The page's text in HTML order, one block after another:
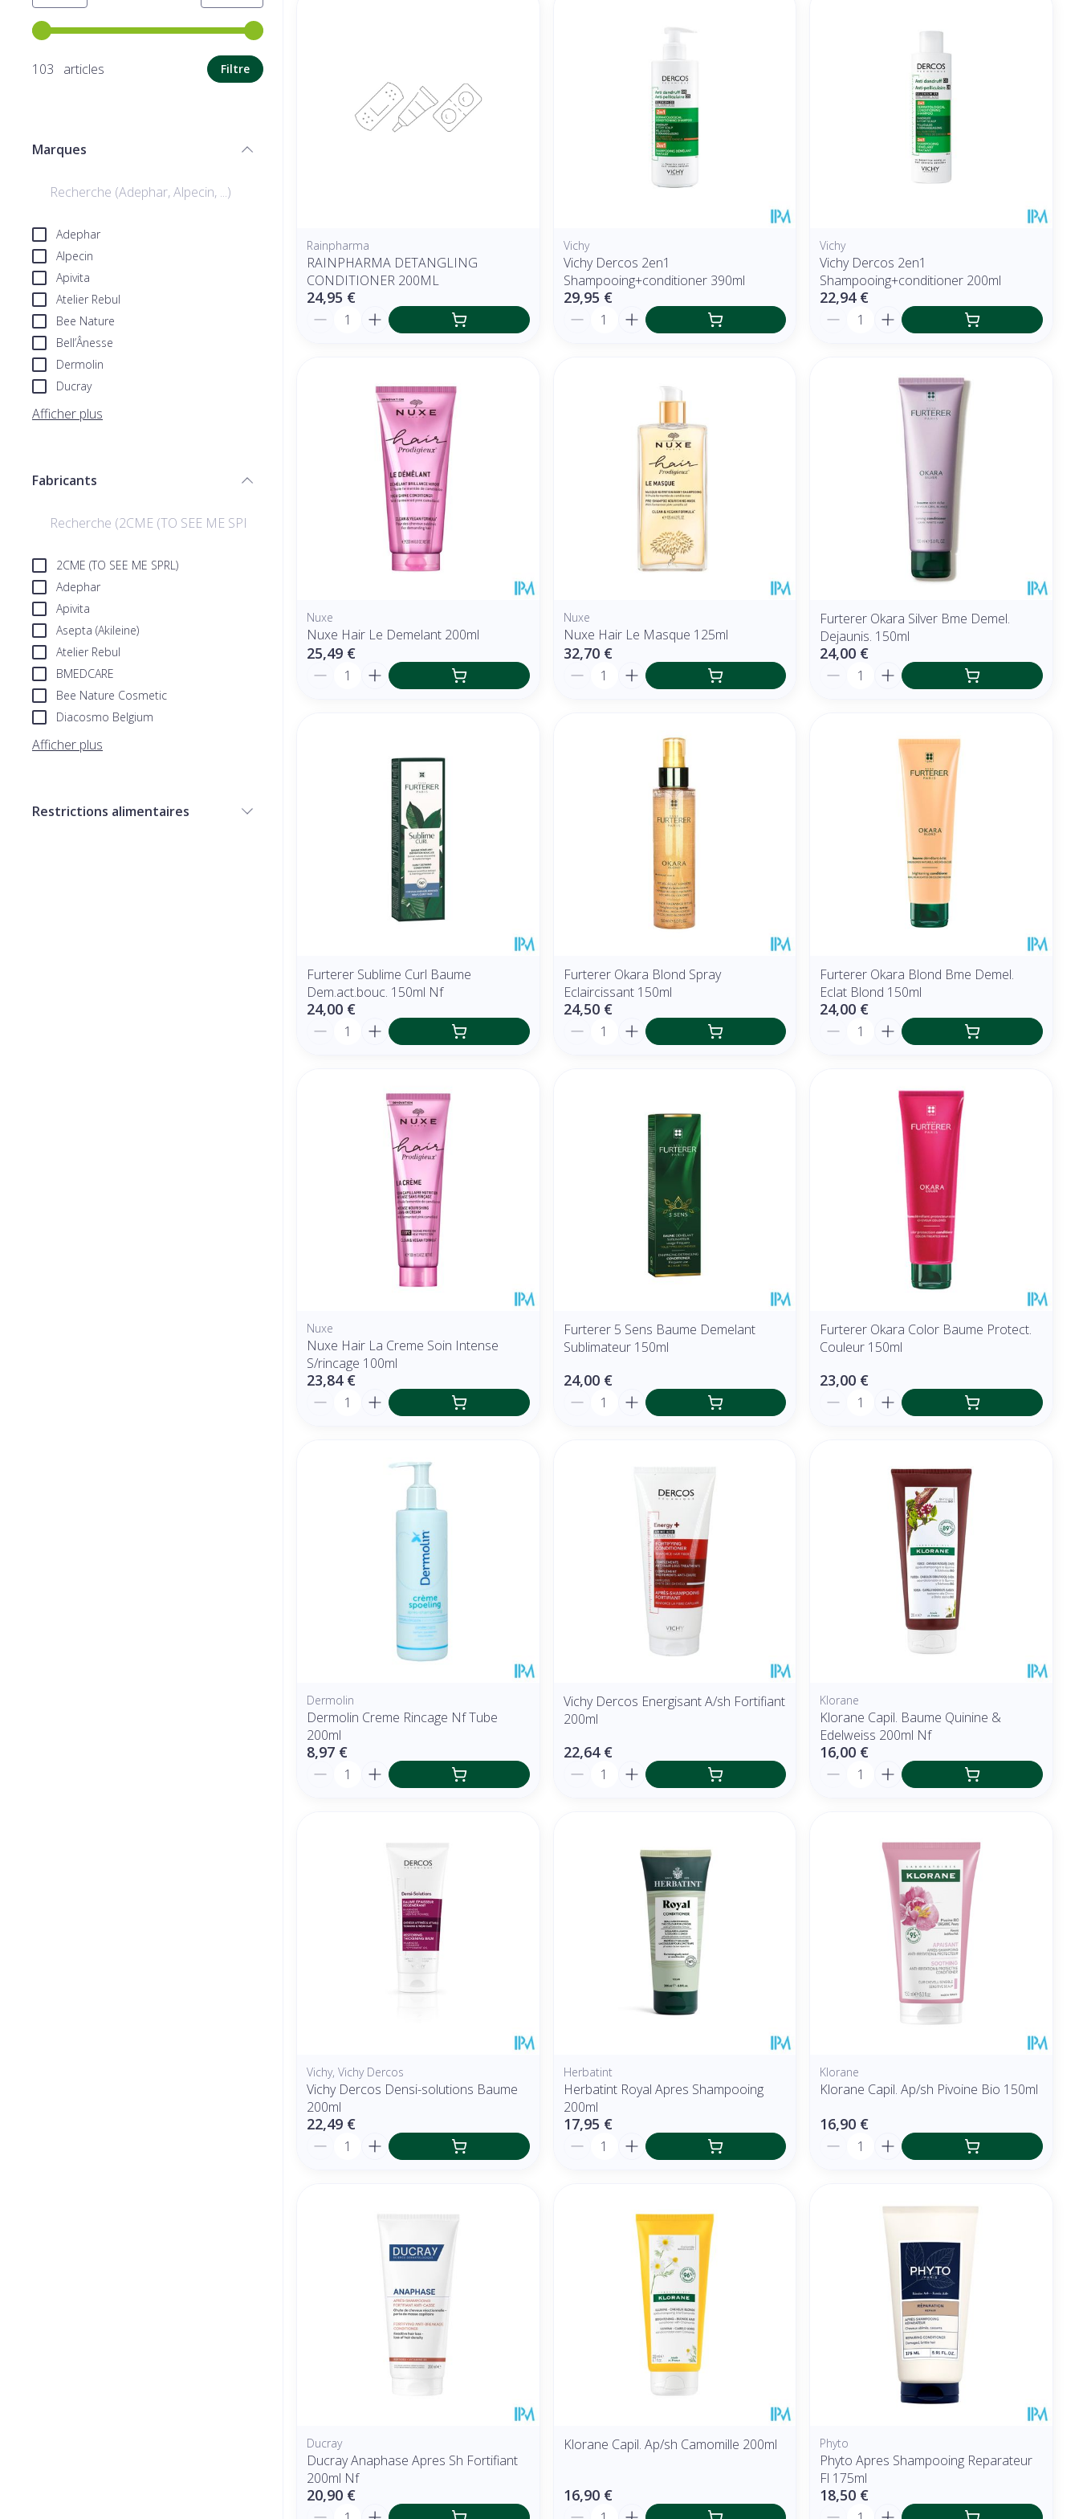
Utilisez les touches fléchées gauche et droite pour ajuster les valeurs minimales et maximales du prix.
103 articles
Filtre
Marques
Adephar
Alpecin
Apivita
Atelier Rebul
Bee Nature
Bell’Ânesse
Dermolin
Ducray
Afficher plus
Fabricants
2CME (TO SEE ME SPRL)
Adephar
Apivita
Asepta (Akileine)
Atelier Rebul
BMEDCARE
Bee Nature Cosmetic
Diacosmo Belgium
Afficher plus
Restrictions alimentaires
Rainpharma
RAINPHARMA DETANGLING
CONDITIONER 200ML
24,95 €
Quantité
Vichy
Vichy Dercos 2en1
Shampooing+conditioner 390ml
29,95 €
Quantité
Vichy
Vichy Dercos 2en1
Shampooing+conditioner 200ml
22,94 €
Quantité
Nuxe
Nuxe Hair Le Demelant 200ml
25,49 €
Quantité
Nuxe
Nuxe Hair Le Masque 125ml
32,70 €
Quantité
Furterer Okara Silver Bme Demel.
Dejaunis. 150ml
24,00 €
Quantité
Furterer Sublime Curl Baume
Dem.act.bouc. 150ml Nf
24,00 €
Quantité
Furterer Okara Blond Spray
Eclaircissant 150ml
24,50 €
Quantité
Furterer Okara Blond Bme Demel.
Eclat Blond 150ml
24,00 €
Quantité
Nuxe
Nuxe Hair La Creme Soin Intense
S/rincage 100ml
23,84 €
Quantité
Furterer 5 Sens Baume Demelant
Sublimateur 150ml
24,00 €
Quantité
Furterer Okara Color Baume Protect.
Couleur 150ml
23,00 €
Quantité
Dermolin
Dermolin Creme Rincage Nf Tube
200ml
8,97 €
Quantité
Vichy Dercos Energisant A/sh Fortifiant
200ml
22,64 €
Quantité
Klorane
Klorane Capil. Baume Quinine &
Edelweiss 200ml Nf
16,00 €
Quantité
Vichy, Vichy Dercos
Vichy Dercos Densi-solutions Baume
200ml
22,49 €
Quantité
Herbatint
Herbatint Royal Apres Shampooing
200ml
17,95 €
Quantité
Klorane
Klorane Capil. Ap/sh Pivoine Bio 150ml
16,90 €
Quantité
Ducray
Ducray Anaphase Apres Sh Fortifiant
200ml Nf
20,90 €
Quantité
Klorane Capil. Ap/sh Camomille 200ml
16,90 €
Quantité
Phyto
Phyto Apres Shampooing Reparateur
Fl 175ml
18,50 €
Quantité